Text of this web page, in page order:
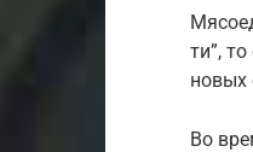
ти”,
новых
Во